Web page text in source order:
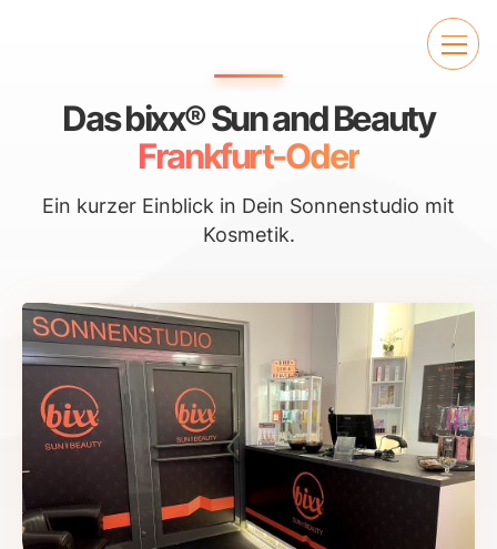
Das bixx® Sun and Beauty
Frankfurt-Oder
Ein kurzer Einblick in Dein Sonnenstudio mit
Kosmetik.